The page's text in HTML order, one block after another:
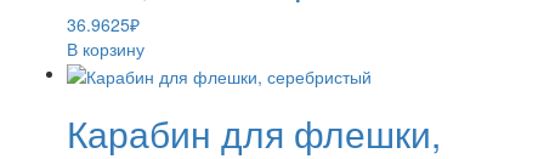
36.9625₽
В корзину
Карабин для флешки,